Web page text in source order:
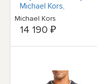
Michael Kors,
бордовый, размер
2XL, 178 долларов
США
Michael Kors
14 190 ₽